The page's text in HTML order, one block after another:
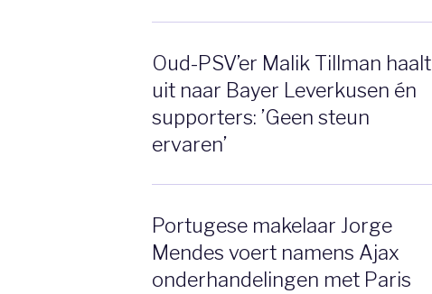
Oud-PSV’er Malik Tillman haalt
uit naar Bayer Leverkusen én
supporters: ’Geen steun
ervaren’
Portugese makelaar Jorge
Mendes voert namens Ajax
onderhandelingen met Paris